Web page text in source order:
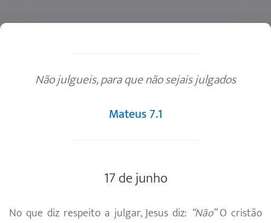
Não julgueis, para que não sejais julgados
Mateus 7.1
17 de junho
No que diz respeito a julgar, Jesus diz: “Não”O cristão